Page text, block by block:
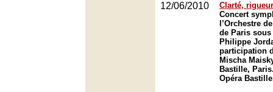
12/06/2010
Clarté,
Concert
l’Orchestre
de Paris
Philippe
participation
Mischa
Bastille,
Opéra